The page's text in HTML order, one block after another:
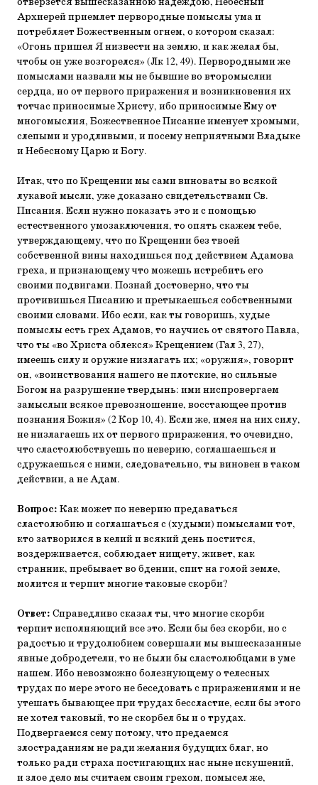
Архиерей приемлет первородные помыслы ума и
потребляет Божественным огнем, о котором сказал:
«Огонь пришел Я низвести на землю, и как желал бы,
чтобы он уже возгорелся» (Лк 12, 49). Первородными же
помыслами назвали мы не бывшие во второмыслии
сердца, но от первого приражения и возникновения их
тотчас приносимые Христу, ибо приносимые Ему от
многомыслия, Божественное Писание именует хромыми,
слепыми и уродливыми, и посему неприятными Владыке
и Небесному Царю и Богу.
Итак, что по Крещении мы сами виноваты во всякой
лукавой мысли, уже доказано свидетельствами Св.
Писания. Если нужно показать это и с помощью
естественного умозаключения, то опять скажем тебе,
утверждающему, что по Крещении без твоей
собственной вины находишься под действием Адамова
греха, и признающему что можешь истребить его
своими подвигами. Познай достоверно, что ты
противишься Писанию и претыкаешься собственными
своими словами. Ибо если, как ты говоришь, худые
помыслы есть грех Адамов, то научись от святого Павла,
что ты «во Христа облекся» Крещением (Гал 3, 27),
имеешь силу и оружие низлагать их; «оружия», говорит
он, «воинствования нашего не плотские, но сильные
Богом на разрушение твердынь: ими ниспровергаем
замыслыи всякое превозношение, восстающее против
познания Божия» (2 Кор 10, 4). Если же, имея на них силу,
не низлагаешь их от первого приражения, то очевидно,
что сластолюбствуешь по неверию, соглашаешься и
сдружаешься с ними, следовательно, ты виновен в таком
действии, а не Адам.
Вопрос: Как может по неверию предаваться
сластолюбию и соглашаться с (худыми) помыслами тот,
кто затворился в келий и всякий день постится,
воздерживается, соблюдает нищету, живет, как
странник, пребывает во бдении, спит на голой земле,
молится и терпит многие таковые скорби?
Ответ: Справедливо сказал ты, что многие скорби
терпит исполняющий все это. Если бы без скорби, но с
радостью и трудолюбием совершали мы вышесказанные
явные добродетели, то не были бы сластолюбцами в уме
нашем. Ибо невозможно болезнующему о телесных
трудах по мере этого не беседовать с приражениями и не
утешать бывающее при трудах бессластие, если бы этого
не хотел таковый, то не скорбел бы и о трудах.
Подвергаемся сему потому, что предаемся
злостраданиям не ради желания будущих благ, но
только ради страха постигающих нас ныне искушений,
и злое дело мы считаем своим грехом, помысел же,